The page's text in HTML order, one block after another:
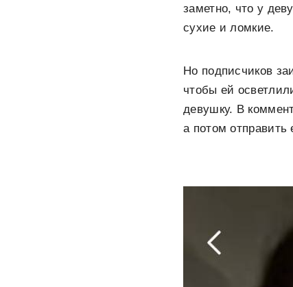
заметно, что у
сухие и ломкие.
Но подписчиков
чтобы ей
девушку. В
а потом